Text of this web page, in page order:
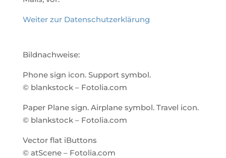
Weiter zur Datenschutzerklärung
Bildnachweise:
Phone sign icon. Support symbol.
© blankstock – Fotolia.com
Paper Plane sign. Airplane symbol. Travel icon.
© blankstock – Fotolia.com
Vector flat iButtons
© atScene – Fotolia.com